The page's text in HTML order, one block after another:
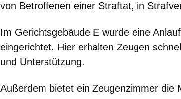
von Betroffenen einer Straftat, in
Im Gerichtsgebäude E wurde eine
eingerichtet. Hier erhalten Zeugen
und Unterstützung.
Außerdem bietet ein Zeugenzimmer die